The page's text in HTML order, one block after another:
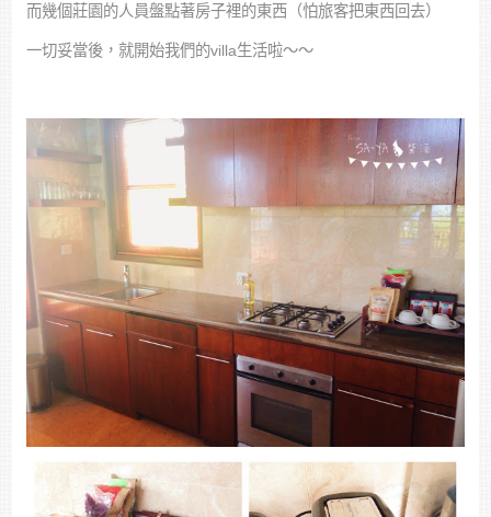
而幾個莊園的人員盤點著房子裡的東西（怕旅客把東西回去）
一切妥當後，就開始我們的villa生活啦～～